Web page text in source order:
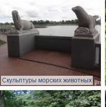
Скульптуры морских животных